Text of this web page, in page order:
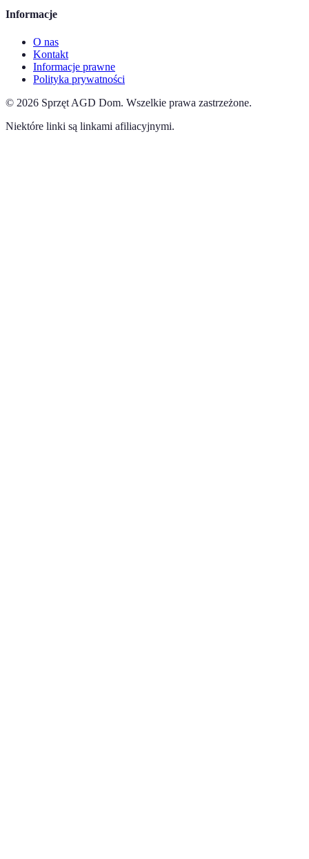
Informacje
O nas
Kontakt
Informacje prawne
Polityka prywatności
© 2026 Sprzęt AGD Dom. Wszelkie prawa zastrzeżone.
Niektóre linki są linkami afiliacyjnymi.